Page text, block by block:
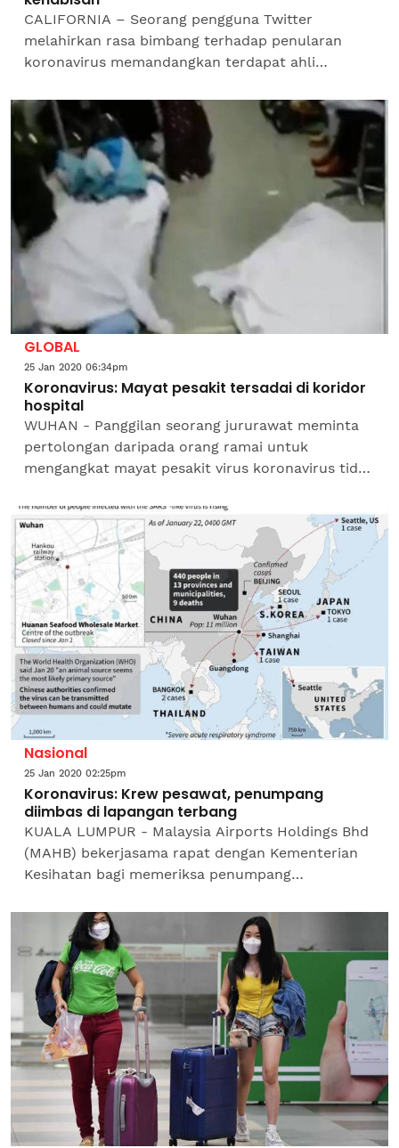
CALIFORNIA – Seorang pengguna Twitter
melahirkan rasa bimbang terhadap penularan
koronavirus memandangkan terdapat ahli
hospital di Hubei,...
GLOBAL
25 Jan 2020 06:34pm
Koronavirus: Mayat pesakit tersadai di koridor
hospital
WUHAN - Panggilan seorang jururawat meminta
pertolongan daripada orang ramai untuk
mengangkat mayat pesakit virus koronavirus tidak
menangis akibat tindakan...
Nasional
25 Jan 2020 02:25pm
Koronavirus: Krew pesawat, penumpang
diimbas di lapangan terbang
KUALA LUMPUR - Malaysia Airports Holdings Bhd
(MAHB) bekerjasama rapat dengan Kementerian
Kesihatan bagi memeriksa penumpang
utama di seluruh negara...